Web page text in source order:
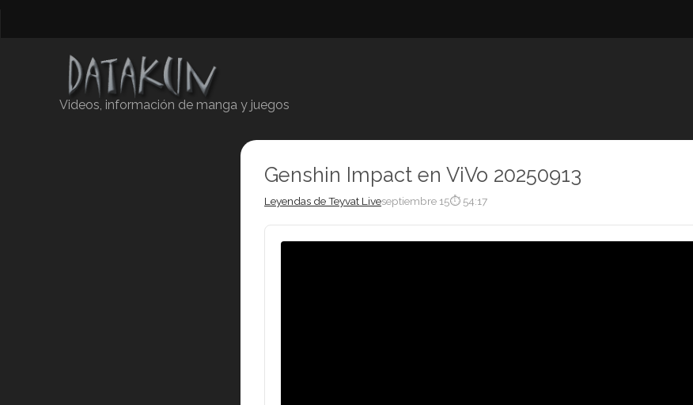
Videos, información de manga y juegos
Genshin Impact en ViVo 20250913
Leyendas de Teyvat Liveseptiembre 15⏱ 54:17